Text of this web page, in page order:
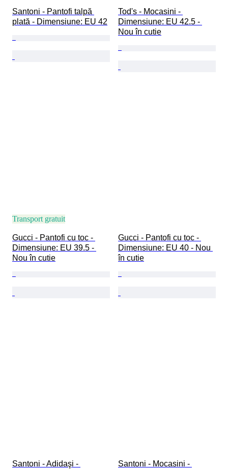
Santoni - Pantofi talpă
plată - Dimensiune: EU 42
Tod's - Mocasini -
Dimensiune: EU 42.5 -
Nou în cutie
Transport gratuit
Gucci - Pantofi cu toc -
Dimensiune: EU 39.5 -
Nou în cutie
Gucci - Pantofi cu toc -
Dimensiune: EU 40 - Nou
în cutie
Santoni - Adidaşi -
Santoni - Mocasini -